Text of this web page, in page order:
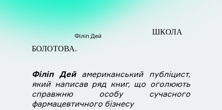
Філіп Дей
ШКОЛА
БОЛОТОВА.
Філіп Дей
американський публіцист,
який написав ряд книг, що оголюють
справжню особу сучасного
фармацевтичного бізнесу